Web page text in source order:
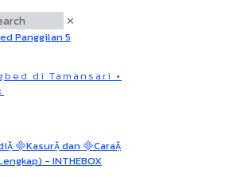
✕
di Tamansari •